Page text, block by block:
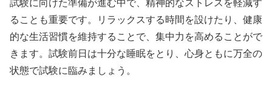
試験に向けた準備が進む中で、精神的なストレスを軽減す
ることも重要です。リラックスする時間を設けたり、健康
的な生活習慣を維持することで、集中力を高めることがで
きます。試験前日は十分な睡眠をとり、心身ともに万全の
状態で試験に臨みましょう。